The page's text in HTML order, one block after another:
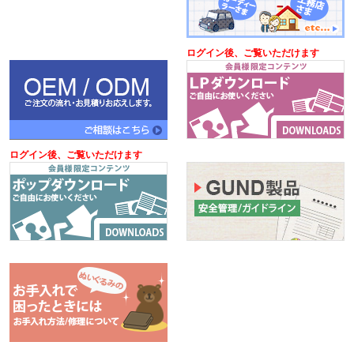
ログイン後、ご覧いただけます
ログイン後、ご覧いただけます